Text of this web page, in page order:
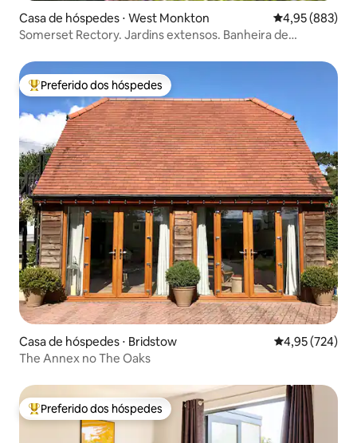
Casa de hóspedes ⋅ West Monkton 4,95 de uma
4,95 (883)
Somerset Rectory. Jardins extensos. Banheira de
Entre os melhores preferidos dos hóspedes
Preferido dos hóspedes
Casa de hóspedes ⋅ Bridstow 4,95 de uma
4,95 (724)
The Annex no The Oaks
Entre os melhores preferidos dos hóspedes
Preferido dos hóspedes